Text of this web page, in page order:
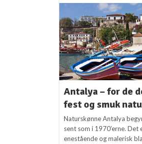
Antalya – for de
fest og smuk
Naturskønne Antalya
sent som i 1970’erne. Det
enestående og malerisk